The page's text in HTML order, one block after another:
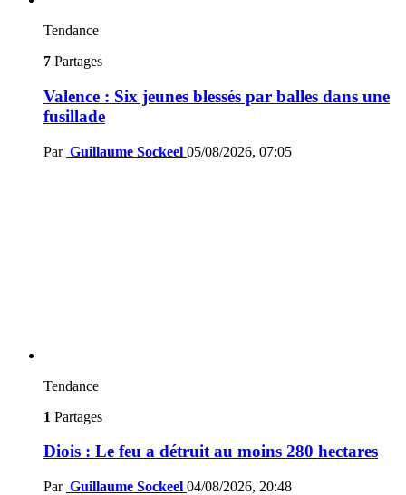
Tendance
7 Partages
Valence : Six jeunes blessés par balles dans une
fusillade
Par Guillaume Sockeel 05/08/2026, 07:05
Tendance
1 Partages
Diois : Le feu a détruit au moins 280 hectares
Par Guillaume Sockeel 04/08/2026, 20:48